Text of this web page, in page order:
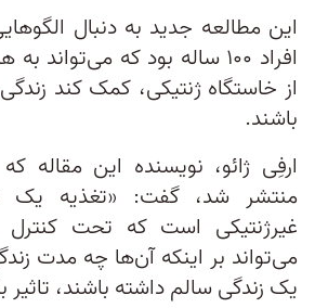
این مطالعه جدید به دنبال
افراد ۱۰۰ ساله بود که
از خاستگاه ژنتیکی، کمک کند
باشند.
ارفِی ژائو، نویسنده این مقاله
منتشر شد، گفت: «تغذیه یک
غیرژنتیکی است که تحت کنترل
می‌تواند بر اینکه آن‌ها چه مدت
یک زندگی سالم داشته باشند، تاثیر